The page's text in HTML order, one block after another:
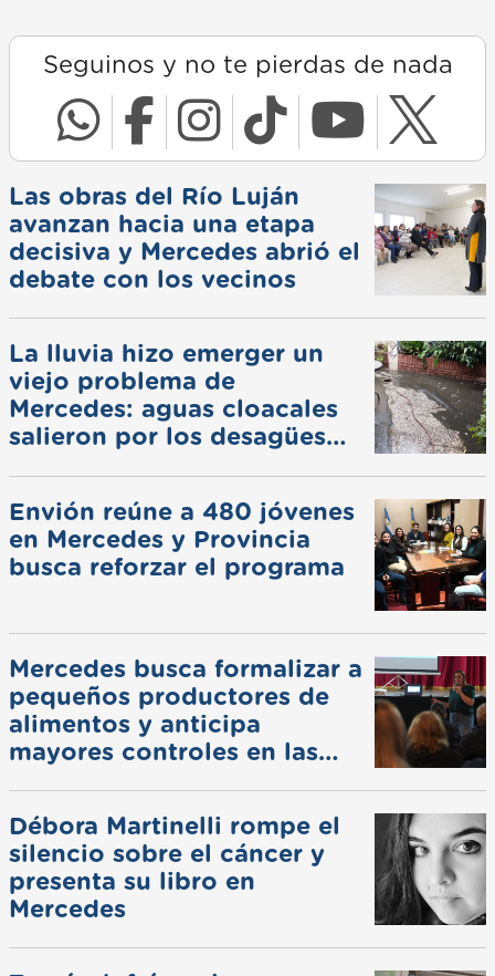
Seguinos y no te pierdas de nada
Las obras del Río Luján
avanzan hacia una etapa
decisiva y Mercedes abrió el
debate con los vecinos
La lluvia hizo emerger un
viejo problema de
Mercedes: aguas cloacales
salieron por los desagües
Envión reúne a 480 jóvenes
en Mercedes y Provincia
busca reforzar el programa
Mercedes busca formalizar a
pequeños productores de
alimentos y anticipa
mayores controles en las
Débora Martinelli rompe el
silencio sobre el cáncer y
presenta su libro en
Mercedes